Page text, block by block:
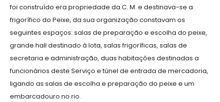
foi construído era propriedade da C. M. e destinava-se a
frigorífico do Peixe, da sua organização constavam os
seguintes espaços: salas de preparação e escolha do peixe,
grande hall destinado à lota, salas frigoríficas, salas de
secretaria e administração, duas habitações destinadas a
funcionários deste Serviço e túnel de entrada de mercadoria,
ligando as salas de escolha e preparação do peixe e um
embarcadouro no rio.